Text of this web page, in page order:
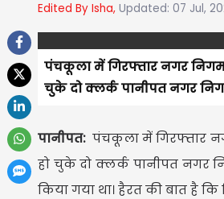
Edited By Isha, Updated: 07 Jul,
पंचकूला में गिरफ्तार नगर
चुके दो क्लर्क पानीपत नगर
पानीपत: पंचकूला में गिरफ्तार
हो चुके दो क्लर्क पानीपत नगर
किया गया था। हैरत की बात है